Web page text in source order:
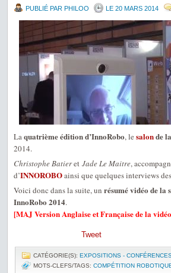
PUBLIÉ PAR PHILOO LE 20 MARS 2014
Laquatrième édition d’InnoRobo, le salonde
2014.
Christophe Batieret Jade Le Maitre,
d’INNOROBOainsi que quelques interviews
Voici donc dans la suite, un résumé vidéo de la
InnoRobo 2014.
[MAJ Version Anglaise et Française de la
Tweet
CATÉGORIE(S): EXPOSITIONS -
MOTS-CLEFS/TAGS: COMPÉTITION